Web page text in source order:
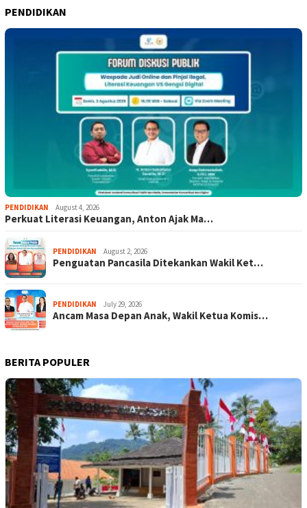
PENDIDIKAN
PENDIDIKAN August 4, 2026
Perkuat Literasi Keuangan, Anton Ajak Ma…
PENDIDIKAN August 2, 2026
Penguatan Pancasila Ditekankan Wakil Ket…
PENDIDIKAN July 29, 2026
Ancam Masa Depan Anak, Wakil Ketua Komis…
BERITA POPULER